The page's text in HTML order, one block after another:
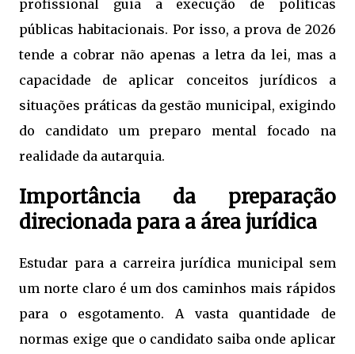
profissional guia a execução de políticas
públicas habitacionais. Por isso, a prova de 2026
tende a cobrar não apenas a letra da lei, mas a
capacidade de aplicar conceitos jurídicos a
situações práticas da gestão municipal, exigindo
do candidato um preparo mental focado na
realidade da autarquia.
Importância da preparação
direcionada para a área jurídica
Estudar para a carreira jurídica municipal sem
um norte claro é um dos caminhos mais rápidos
para o esgotamento. A vasta quantidade de
normas exige que o candidato saiba onde aplicar